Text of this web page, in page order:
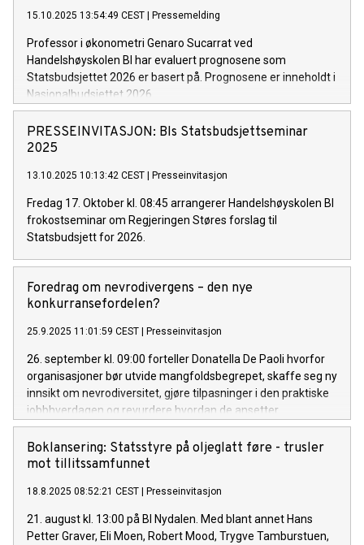
15.10.2025 13:54:49 CEST | Pressemelding
Professor i økonometri Genaro Sucarrat ved
Handelshøyskolen BI har evaluert prognosene som
Statsbudsjettet 2026 er basert på. Prognosene er inneholdt i
Nasjonalbudsjettet 2026.
PRESSEINVITASJON: BIs Statsbudsjettseminar
2025
13.10.2025 10:13:42 CEST | Presseinvitasjon
Fredag 17. Oktober kl. 08:45 arrangerer Handelshøyskolen BI
frokostseminar om Regjeringen Støres forslag til
Statsbudsjett for 2026.
Foredrag om nevrodivergens – den nye
konkurransefordelen?
25.9.2025 11:01:59 CEST | Presseinvitasjon
26. september kl. 09:00 forteller Donatella De Paoli hvorfor
organisasjoner bør utvide mangfoldsbegrepet, skaffe seg ny
innsikt om nevrodiversitet, gjøre tilpasninger i den praktiske
jobbhverdagen og revurdere hvordan de ansetter.
Boklansering: Statsstyre på oljeglatt føre - trusler
mot tillitssamfunnet
18.8.2025 08:52:21 CEST | Presseinvitasjon
21. august kl. 13:00 på BI Nydalen. Med blant annet Hans
Petter Graver, Eli Moen, Robert Mood, Trygve Tamburstuen,